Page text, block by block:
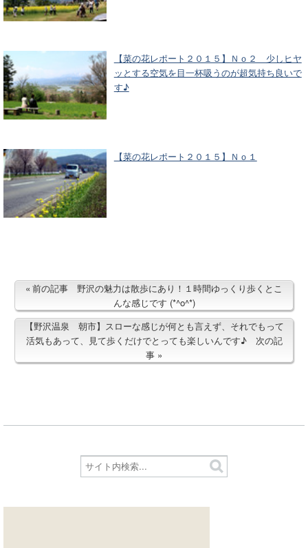
【菜の花レポート２０１５】Ｎｏ２ 少しヒヤ
ッとする空気を目一杯吸うのが超気持ち良いで
す♪
【菜の花レポート２０１５】Ｎｏ１
前の記事 野沢の魅力は散歩にあり！１時間ゆっくり歩くとこ
んな感じです (*^o^*)
【野沢温泉 朝市】スローな感じが何とも言えず、それでもって
活気もあって、見て歩くだけでとっても楽しいんです♪ 次の記
事